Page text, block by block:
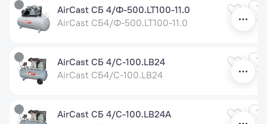
AirCast CБ 4/Ф-500.LT100-11.0
AirCast СБ4/Ф-500.LT100-11.0
AirCast СБ 4/С-100.LB24
AirCast СБ4/С-100.LB24
AirCast СБ 4/С-100.LB24A